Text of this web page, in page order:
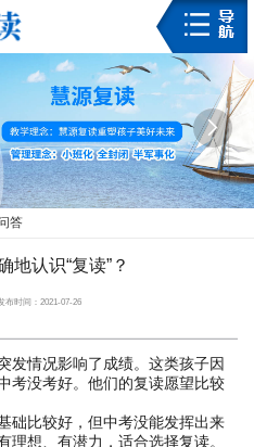

答
地认识“复读”？
布时间：2021-07-26
发情况影响了成绩。这类孩子因
考没考好。他们的复读愿望比较
础比较好，但中考没能发挥出来
理想、有潜力，适合选择复读。